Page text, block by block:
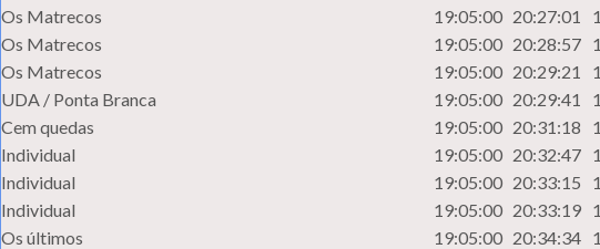
Os Matrecos 19:05:00 20:27:01
Os Matrecos 19:05:00 20:28:57
Os Matrecos 19:05:00 20:29:21
UDA / Ponta Branca 19:05:00 20:29:41
Cem quedas 19:05:00 20:31:18
Individual 19:05:00 20:32:47
Individual 19:05:00 20:33:15
Individual 19:05:00 20:33:19
Os últimos 19:05:00 20:34:34